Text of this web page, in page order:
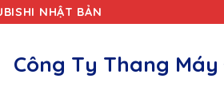
NHẬT BẢN
Công Ty Thang